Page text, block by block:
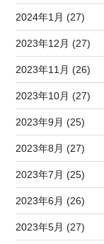
2024年1月 (27)
2023年12月 (27)
2023年11月 (26)
2023年10月 (27)
2023年9月 (25)
2023年8月 (27)
2023年7月 (25)
2023年6月 (26)
2023年5月 (27)